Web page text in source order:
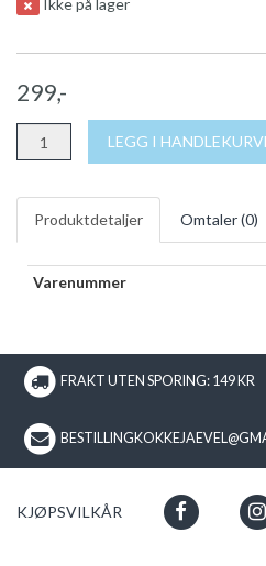
Ikke på lager
299,-
LEGG I
Produktdetaljer Omtaler (0)
Varenummer
FRAKT UTEN SPORING: 149 KR
KJØPSVILKÅR